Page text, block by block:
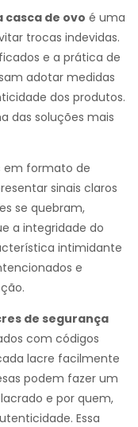
casca de ovo é uma
trocas indevidas.
e a prática de
adotar medidas
dos produtos.
das soluções mais
em formato de
sinais claros
se quebram,
a integridade do
intimidante
e
de segurança
com códigos
lacre facilmente
podem fazer um
e por quem,
Essa